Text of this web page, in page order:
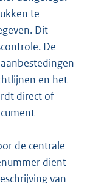
te
Dit
De
en het
direct of
de centrale
dient
van